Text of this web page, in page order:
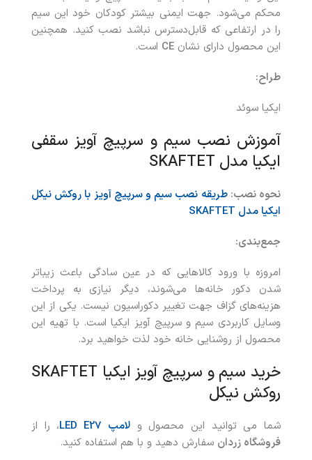
محکم می‌شود. جهت ایمنی بیشتر کودکان خود این سیم
را در ارتفاعی که قابل‌دسترس نباشد نصب کنید. همچنین
این محصول دارای نشان CE است.
طراح:
ایکیا سوئد
آموزش نصب سیم و سرپیچ آویز سقفی
ایکیا مدل SKAFTET
نحوه نصب:طریقه نصب سیم و سرپیچ آویز با روکش نیکل
ایکیا مدل SKAFTET
جمع‌بندی:
امروزه با ورود کالاهایی که در عین سادگی باعث زیباتر
شدن دکور خانه‌ها می‌شوند، دیگر نیازی به پرداخت
هزینه‌های گزاف جهت تغییر دکوراسیون نیست. یکی از این
وسایل کاربردی سیم و سرپیچ آویز ایکیا است. با تهیه این
محصول از روشنایی خانه خود لذت خواهید برد.
خرید سیم و سرپیچ آویز ایکیا SKAFTET
روکش نیکل
شما می توانید این محصول ولامپ LED E27
، را از
فروشگاه زردان سفارش دهید و با هم استفاده کنید.